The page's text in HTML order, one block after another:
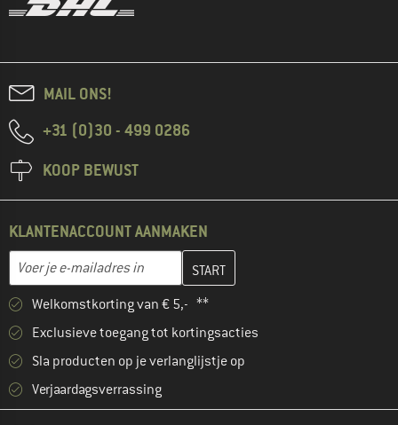
MAIL ONS!
+31 (0)30 - 499 0286
KOOP BEWUST
KLANTENACCOUNT AANMAKEN
E-mailadres
Vul je e-mailadres hier in en maak in de volgende stap je
Welkomstkorting van € 5,- **
Exclusieve toegang tot kortingsacties
Sla producten op je verlanglijstje op
Verjaardagsverrassing